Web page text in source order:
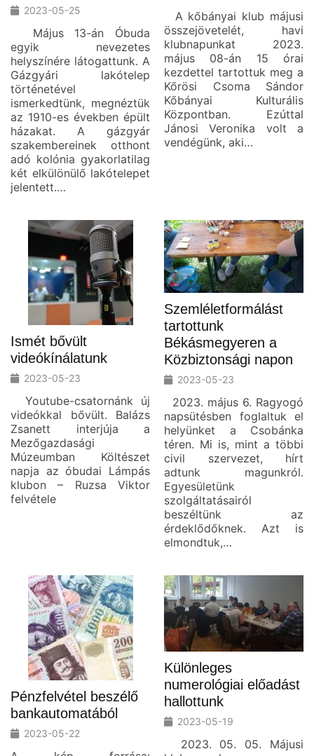
2023-05-25
Május 13-án Óbuda
egyik nevezetes
helyszínére látogattunk. A
Gázgyári lakótelep
történetével
ismerkedtünk, megnéztük
az 1910-es években épült
házakat. A gázgyár
szakembereinek otthont
adó kolónia gyakorlatilag
két elkülönülő lakótelepet
jelentett.…
A kőbányai klub májusi
összejövetelét, havi
klubnapunkat 2023.
május 08-án 15 órai
kezdettel tartottuk meg a
Kőrösi Csoma Sándor
Kőbányai Kulturális
Központban. Ezúttal
Jánosi Veronika volt a
vendégünk, aki…
Ismét bővült
videókínálatunk
2023-05-23
Youtube-csatornánk új
videókkal bővült. Balázs
Zsanett interjúja a
Mezőgazdasági
Múzeumban Költészet
napja az óbudai Lámpás
klubon – Ruzsa Viktor
felvétele
Szemléletformálást
tartottunk
Békásmegyeren a
Közbiztonsági napon
2023-05-23
2023. május 6. Ragyogó
napsütésben foglaltuk el
helyünket a Csobánka
téren. Mi is, mint a többi
civil szervezet, hírt
adtunk magunkról.
Egyesületünk
szolgáltatásairól
beszéltünk az
érdeklődőknek. Azt is
elmondtuk,…
Pénzfelvétel beszélő
bankautomatából
2023-05-22
Különleges
numerológiai előadást
hallottunk
2023-05-19
2023. 05. 05. Májusi